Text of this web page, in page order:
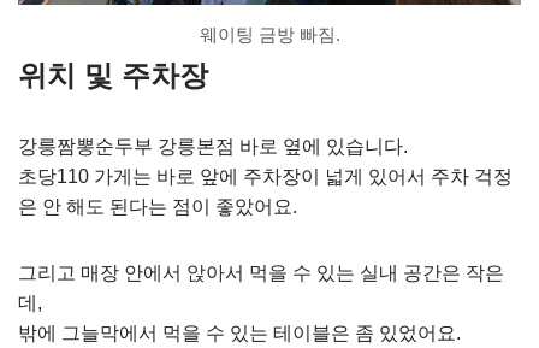
웨이팅 금방 빠짐.
위치 및 주차장
강릉짬뽕순두부 강릉본점 바로 옆에 있습니다.
초당110 가게는 바로 앞에 주차장이 넓게 있어서 주차 걱정
은 안 해도 된다는 점이 좋았어요.
그리고 매장 안에서 앉아서 먹을 수 있는 실내 공간은 작은
데,
밖에 그늘막에서 먹을 수 있는 테이블은 좀 있었어요.